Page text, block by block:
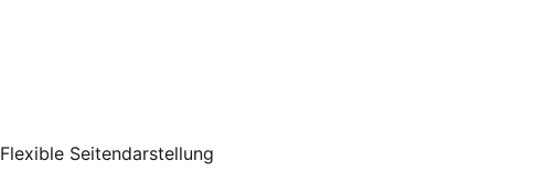
Flexible Seitendarstellung